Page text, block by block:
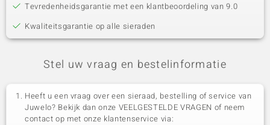
Tevredenheidsgarantie met een klantbeoordeling van 9.0
Kwaliteitsgarantie op alle sieraden
Stel uw vraag en bestelinformatie
Heeft u een vraag over een sieraad, bestelling of service van
Juwelo? Bekijk dan onze VEELGESTELDE VRAGEN of neem
contact op met onze klantenservice via: